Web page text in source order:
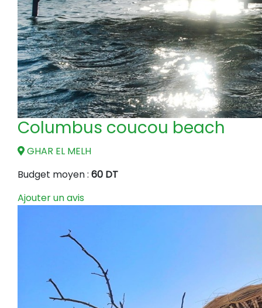
Columbus coucou beach
GHAR EL MELH
Budget moyen : 60 DT
Ajouter un avis